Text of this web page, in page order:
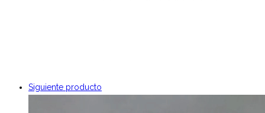
Siguiente producto